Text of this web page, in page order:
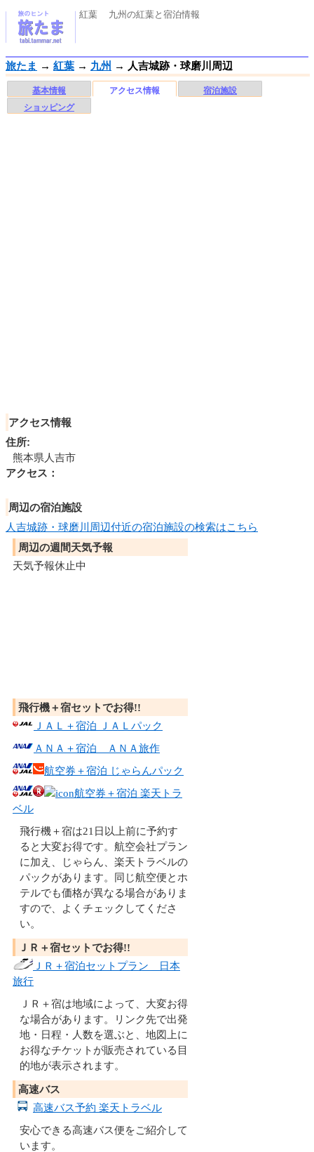
紅葉 九州の紅葉と宿泊情報
旅たま → 紅葉 → 九州 → 人吉城跡・球磨川周辺
基本情報 アクセス情報
宿泊施設
ショッピング
アクセス情報
住所:
熊本県人吉市
アクセス：
周辺の宿泊施設
人吉城跡・球磨川周辺付近の宿泊施設の検索はこちら
周辺の週間天気予報
天気予報休止中
飛行機＋宿セットでお得!!
ＪＡＬ＋宿泊 ＪＡＬパック
ＡＮＡ＋宿泊 ＡＮＡ旅作
航空券＋宿泊 じゃらんパック
航空券＋宿泊 楽天トラ
ベル
飛行機＋宿は21日以上前に予約す
ると大変お得です。航空会社プラン
に加え、じゃらん、楽天トラベルの
パックがあります。同じ航空便とホ
テルでも価格が異なる場合がありま
すので、よくチェックしてくださ
い。
ＪＲ＋宿セットでお得!!
ＪＲ＋宿泊セットプラン 日本
旅行
ＪＲ＋宿は地域によって、大変お得
な場合があります。リンク先で出発
地・日程・人数を選ぶと、地図上に
お得なチケットが販売されている目
的地が表示されます。
高速バス
高速バス予約 楽天トラベル
安心できる高速バス便をご紹介して
います。